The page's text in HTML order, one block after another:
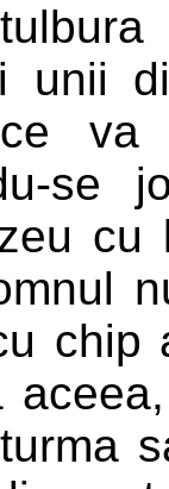
unii
va
se
chip